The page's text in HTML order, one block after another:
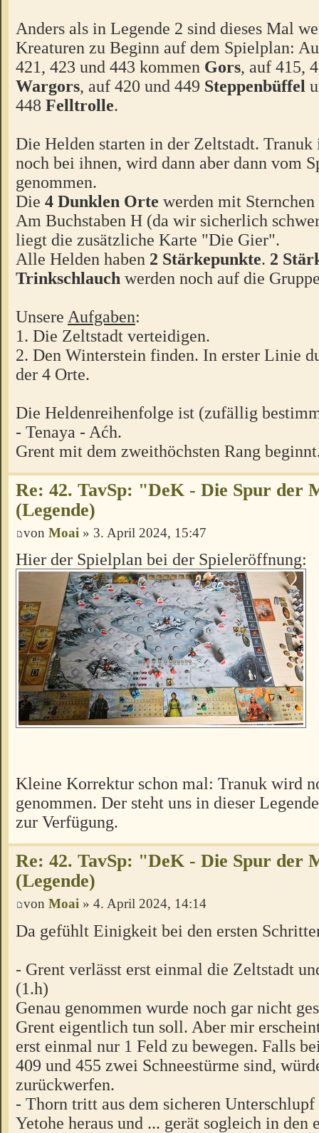
Anders als in Legende 2 sind dieses Mal
Kreaturen zu Beginn auf dem Spielplan:
421, 423 und 443 kommen Gors, auf 415,
Wargors, auf 420 und 449 Steppenbüffel
448 Felltrolle.
Die Helden starten in der Zeltstadt. Tranuk
noch bei ihnen, wird dann aber dann vom
genommen.
Die 4 Dunklen Orte werden mit Sternchen
Am Buchstaben H (da wir sicherlich
liegt die zusätzliche Karte "Die Gier".
Alle Helden haben 2 Stärkepunkte. 2
Trinkschlauch werden noch auf die
Unsere Aufgaben:
1. Die Zeltstadt verteidigen.
2. Den Winterstein finden. In erster Linie
der 4 Orte.
Die Heldenreihenfolge ist (zufällig
- Tenaya - Aćh.
Grent mit dem zweithöchsten Rang
Re: 42. TavSp: "DeK - Die Spur der
(Legende)
von Moai » 3. April 2024, 15:47
Hier der Spielplan bei der Spieleröffnung:
Kleine Korrektur schon mal: Tranuk wird
genommen. Der steht uns in dieser
zur Verfügung.
Re: 42. TavSp: "DeK - Die Spur der
(Legende)
von Moai » 4. April 2024, 14:14
Da gefühlt Einigkeit bei den ersten
- Grent verlässt erst einmal die Zeltstadt
(1.h)
Genau genommen wurde noch gar nicht
Grent eigentlich tun soll. Aber mir
erst einmal nur 1 Feld zu bewegen. Falls
409 und 455 zwei Schneestürme sind,
zurückwerfen.
- Thorn tritt aus dem sicheren
Yetohe heraus und ... gerät sogleich in den